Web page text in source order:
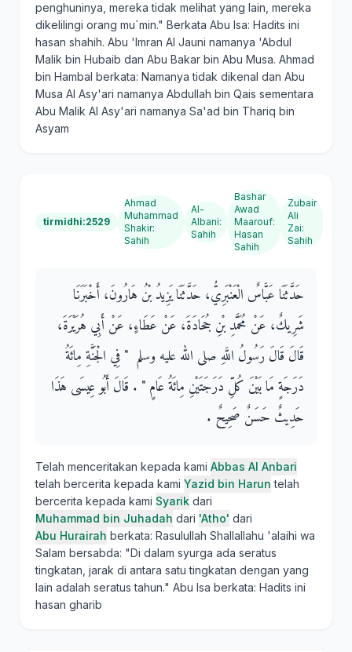
penghuninya, mereka tidak melihat yang lain, mereka
dikelilingi orang mu`min." Berkata Abu Isa: Hadits ini
hasan shahih. Abu 'Imran Al Jauni namanya 'Abdul
Malik bin Hubaib dan Abu Bakar bin Abu Musa. Ahmad
bin Hambal berkata: Namanya tidak dikenal dan Abu
Musa Al Asy'ari namanya Abdullah bin Qais sementara
Abu Malik Al Asy'ari namanya Sa'ad bin Thariq bin
Asyam
tirmidhi:2529
Ahmad
Muhammad
Shakir:
Sahih
Al-
Albani:
Sahih
Bashar
Awad
Maarouf:
Hasan
Sahih
Zubair
Ali
Zai:
Sahih
حَدَّثَنَا عَبَّاسٌ الْعَنْبَرِيُّ، حَدَّثَنَا يَزِيدُ بْنُ هَارُونَ، أَخْبَرَنَا
شَرِيكٌ، عَنْ مُحَمَّدِ بْنِ جُحَادَةَ، عَنْ عَطَاءٍ، عَنْ أَبِي هُرَيْرَةَ،
قَالَ قَالَ رَسُولُ اللَّهِ صلى الله عليه وسلم ‏ "‏ فِي الْجَنَّةِ مِائَةُ
دَرَجَةٍ مَا بَيْنَ كُلِّ دَرَجَتَيْنِ مِائَةُ عَامٍ ‏"‏ ‏.‏ قَالَ أَبُو عِيسَى هَذَا
حَدِيثٌ حَسَنٌ صَحِيحٌ ‏.‏
Telah menceritakan kepada kami Abbas Al Anbari
telah bercerita kepada kami Yazid bin Harun telah
bercerita kepada kami Syarik dari
Muhammad bin Juhadah dari 'Atho' dari
Abu Hurairah berkata: Rasulullah Shallallahu 'alaihi wa
Salam bersabda: "Di dalam syurga ada seratus
tingkatan, jarak di antara satu tingkatan dengan yang
lain adalah seratus tahun." Abu Isa berkata: Hadits ini
hasan gharib